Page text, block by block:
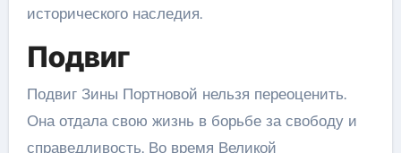
исторического наследия.
Подвиг
Подвиг Зины Портновой нельзя переоценить.
Она отдала свою жизнь в борьбе за свободу и
справедливость. Во время Великой